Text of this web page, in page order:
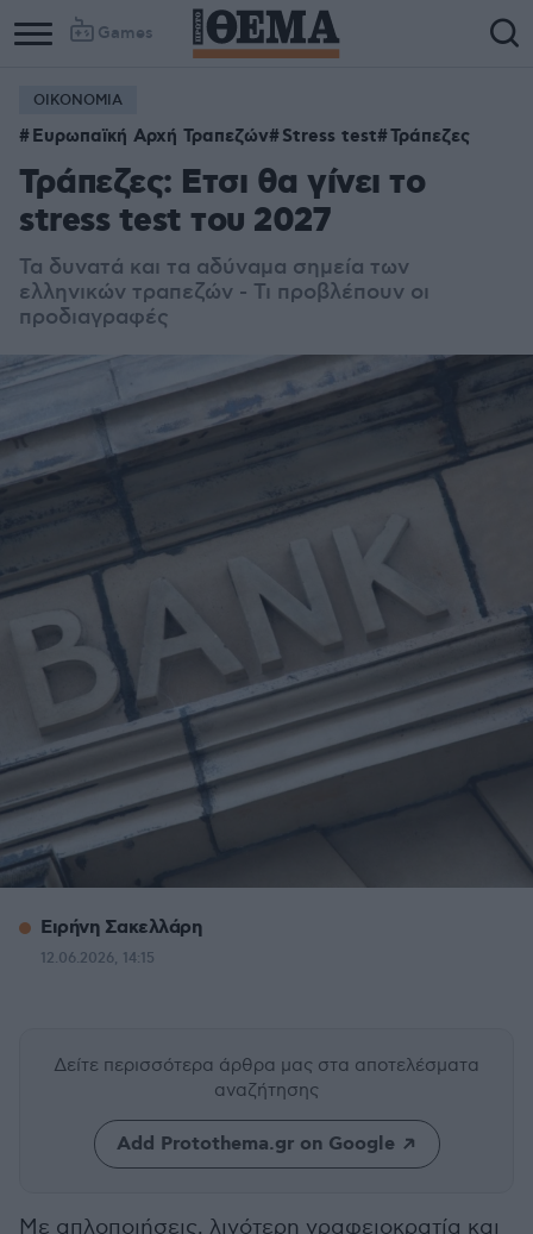
Games
ΟΙΚΟΝΟΜΙΑ
Ευρωπαϊκή Αρχή Τραπεζών Stress test Τράπεζες
Τράπεζες: Eτσι θα γίνει το
stress test του 2027
Τα δυνατά και τα αδύναμα σημεία των
ελληνικών τραπεζών - Τι προβλέπουν οι
προδιαγραφές
Ειρήνη Σακελλάρη
12.06.2026, 14:15
Δείτε περισσότερα άρθρα μας στα αποτελέσματα
αναζήτησης
Add Protothema.gr on Google
Με απλοποιήσεις, λιγότερη γραφειοκρατία και